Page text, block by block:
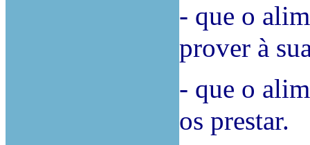
- que o
prover à
- que o
os prestar.